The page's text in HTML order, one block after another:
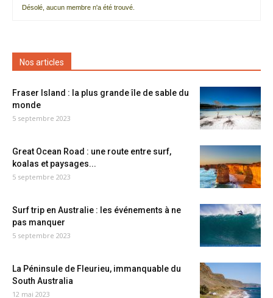
amis
Désolé, aucun membre n'a été trouvé.
Nos articles
Fraser Island : la plus grande île de sable du
monde
5 septembre 2023
Great Ocean Road : une route entre surf,
koalas et paysages...
5 septembre 2023
Surf trip en Australie : les événements à ne
pas manquer
5 septembre 2023
La Péninsule de Fleurieu, immanquable du
South Australia
12 mai 2023